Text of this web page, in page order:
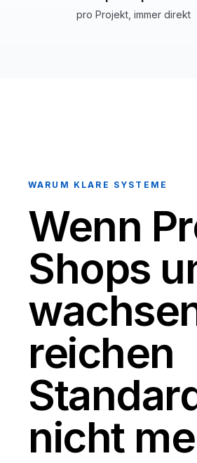
pro Projekt, immer direkt
WARUM KLARE SYSTEME
Wenn
Shops
reichen
nicht